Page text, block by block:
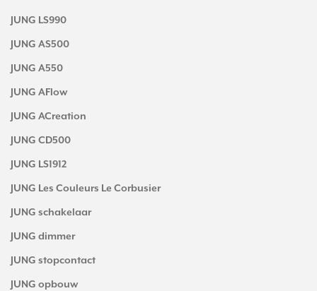
JUNG LS990
JUNG AS500
JUNG A550
JUNG AFlow
JUNG ACreation
JUNG CD500
JUNG LS1912
JUNG Les Couleurs Le Corbusier
JUNG schakelaar
JUNG dimmer
JUNG stopcontact
JUNG opbouw